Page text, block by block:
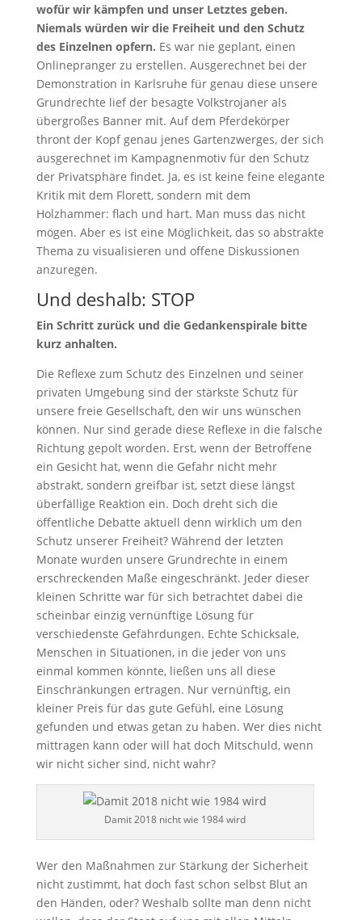
wofür wir kämpfen und unser Letztes geben.
Niemals würden wir die Freiheit und den Schutz
des Einzelnen opfern. Es war nie geplant, einen
Onlinepranger zu erstellen. Ausgerechnet bei der
Demonstration in Karlsruhe für genau diese unsere
Grundrechte lief der besagte Volkstrojaner als
übergroßes Banner mit. Auf dem Pferdekörper
thront der Kopf genau jenes Gartenzwerges, der sich
ausgerechnet im Kampagnenmotiv für den Schutz
der Privatsphäre findet. Ja, es ist keine feine elegante
Kritik mit dem Florett, sondern mit dem
Holzhammer: flach und hart. Man muss das nicht
mögen. Aber es ist eine Möglichkeit, das so abstrakte
Thema zu visualisieren und offene Diskussionen
anzuregen.
Und deshalb: STOP
Ein Schritt zurück und die Gedankenspirale bitte
kurz anhalten.
Die Reflexe zum Schutz des Einzelnen und seiner
privaten Umgebung sind der stärkste Schutz für
unsere freie Gesellschaft, den wir uns wünschen
können. Nur sind gerade diese Reflexe in die falsche
Richtung gepolt worden. Erst, wenn der Betroffene
ein Gesicht hat, wenn die Gefahr nicht mehr
abstrakt, sondern greifbar ist, setzt diese längst
überfällige Reaktion ein. Doch dreht sich die
öffentliche Debatte aktuell denn wirklich um den
Schutz unserer Freiheit? Während der letzten
Monate wurden unsere Grundrechte in einem
erschreckenden Maße eingeschränkt. Jeder dieser
kleinen Schritte war für sich betrachtet dabei die
scheinbar einzig vernünftige Lösung für
verschiedenste Gefährdungen. Echte Schicksale,
Menschen in Situationen, in die jeder von uns
einmal kommen könnte, ließen uns all diese
Einschränkungen ertragen. Nur vernünftig, ein
kleiner Preis für das gute Gefühl, eine Lösung
gefunden und etwas getan zu haben. Wer dies nicht
mittragen kann oder will hat doch Mitschuld, wenn
wir nicht sicher sind, nicht wahr?
Damit 2018 nicht wie 1984 wird
Wer den Maßnahmen zur Stärkung der Sicherheit
nicht zustimmt, hat doch fast schon selbst Blut an
den Händen, oder? Weshalb sollte man denn nicht